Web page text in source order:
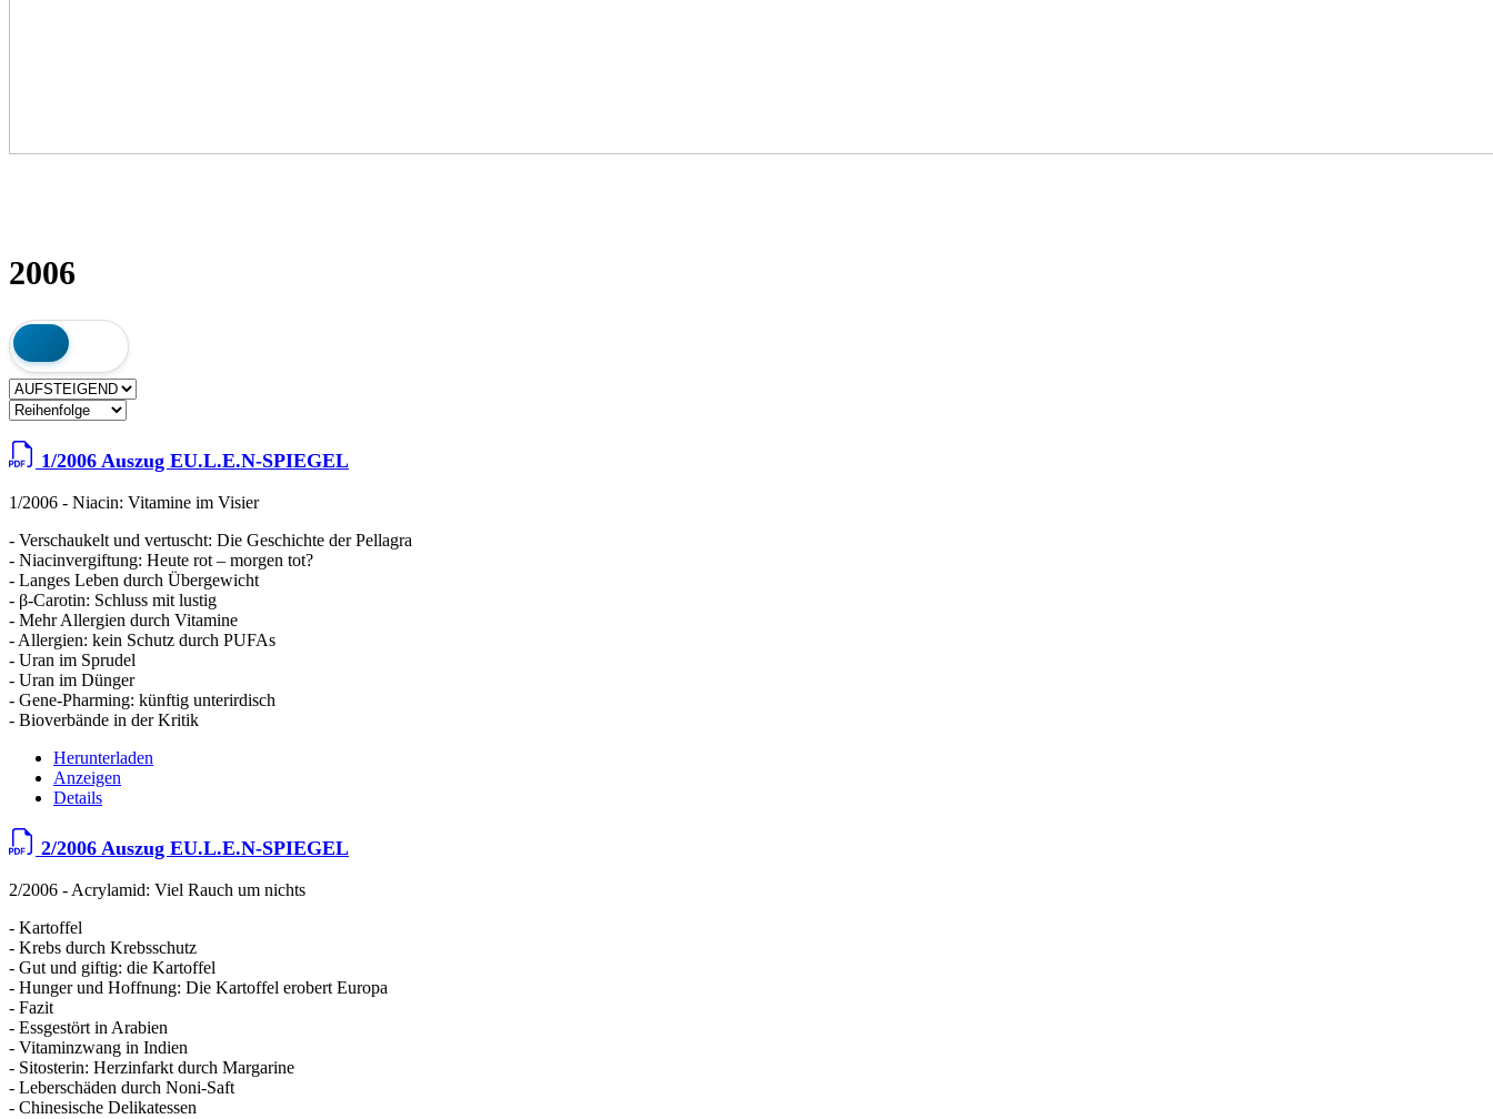
2006
1/2006 Auszug EU.L.E.N-SPIEGEL
1/2006 - Niacin: Vitamine im Visier
- Verschaukelt und vertuscht: Die Geschichte der Pellagra
- Niacinvergiftung: Heute rot – morgen tot?
- Langes Leben durch Übergewicht
- β-Carotin: Schluss mit lustig
- Mehr Allergien durch Vitamine
- Allergien: kein Schutz durch PUFAs
- Uran im Sprudel
- Uran im Dünger
- Gene-Pharming: künftig unterirdisch
- Bioverbände in der Kritik
Herunterladen
Anzeigen
Details
2/2006 Auszug EU.L.E.N-SPIEGEL
2/2006 - Acrylamid: Viel Rauch um nichts
- Kartoffel
- Krebs durch Krebsschutz
- Gut und giftig: die Kartoffel
- Hunger und Hoffnung: Die Kartoffel erobert Europa
- Fazit
- Essgestört in Arabien
- Vitaminzwang in Indien
- Sitosterin: Herzinfarkt durch Margarine
- Leberschäden durch Noni-Saft
- Chinesische Delikatessen